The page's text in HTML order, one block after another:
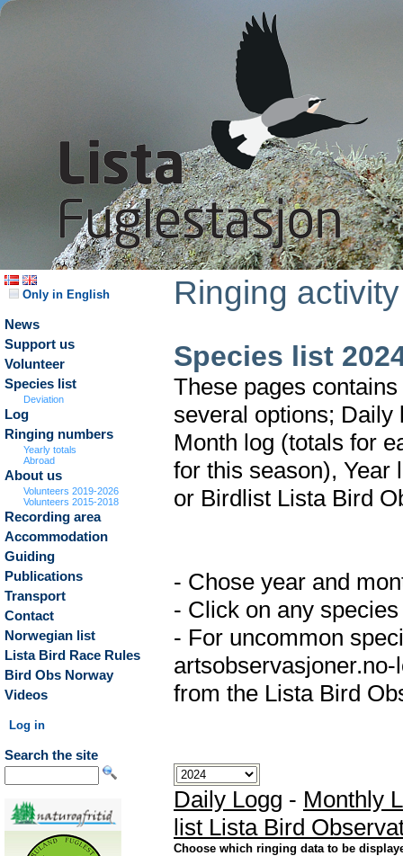
Only in English
News
Support us
Volunteer
Species list
Deviation
Log
Ringing numbers
Yearly totals
Abroad
About us
Volunteers 2019-2026
Volunteers 2015-2018
Recording area
Accommodation
Guiding
Publications
Transport
Contact
Norwegian list
Lista Bird Race Rules
Bird Obs Norway
Videos
Log in
Search the site
Ringing activity
Species list
These pages
several options; Daily
Month log (totals for
for this season), Year
or Birdlist Lista Bird
- Chose year and
- Click on any
- For uncommon
from the Lista Bird
Daily Logg - Monthly
list Lista Bird
Choose which ringing data to be